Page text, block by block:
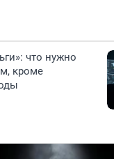
что нужно
кроме